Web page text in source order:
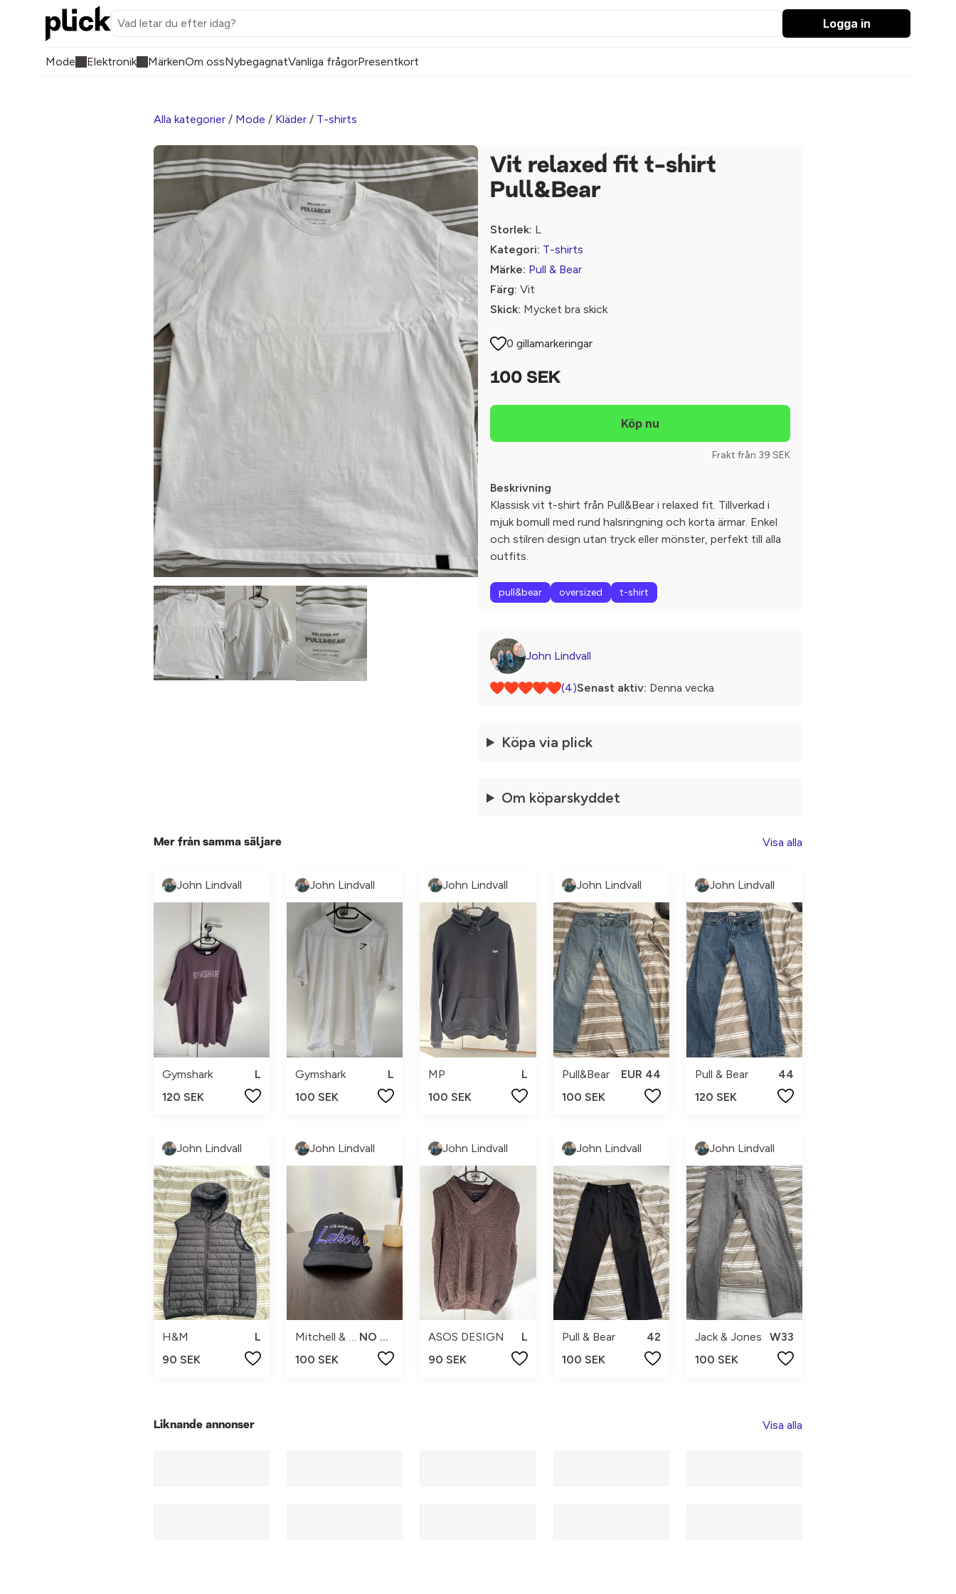
Logga in
Mode Elektronik MärkenOm ossNybegagnatVanliga frågorPresentkort
Alla kategorier / Mode / Kläder / T-shirts
Vit relaxed fit t-shirt
Pull&Bear
Storlek: L
Kategori: T-shirts
Märke: Pull & Bear
Färg: Vit
Skick: Mycket bra skick
0 gillamarkeringar
100 SEK
Frakt från 39 SEK
Beskrivning
Klassisk vit t-shirt från Pull&Bear i relaxed fit. Tillverkad i
mjuk bomull med rund halsringning och korta ärmar. Enkel
och stilren design utan tryck eller mönster, perfekt till alla
outfits.
pull&bear oversized t-shirt
John Lindvall
(4)Senast aktiv: Denna vecka
Köpa via plick
Om köparskyddet
Mer från samma säljare Visa alla
John Lindvall
Gymshark
L
120 SEK
John Lindvall
Gymshark
L
100 SEK
John Lindvall
MP
L
100 SEK
John Lindvall
Pull&Bear
EUR 44
100 SEK
John Lindvall
Pull & Bear
44
120 SEK
John Lindvall
H&M
L
90 SEK
John Lindvall
Mitchell & Ness
NO SIZE
100 SEK
John Lindvall
ASOS DESIGN
L
90 SEK
John Lindvall
Pull & Bear
42
100 SEK
John Lindvall
Jack & Jones
W33
100 SEK
Liknande annonser Visa alla